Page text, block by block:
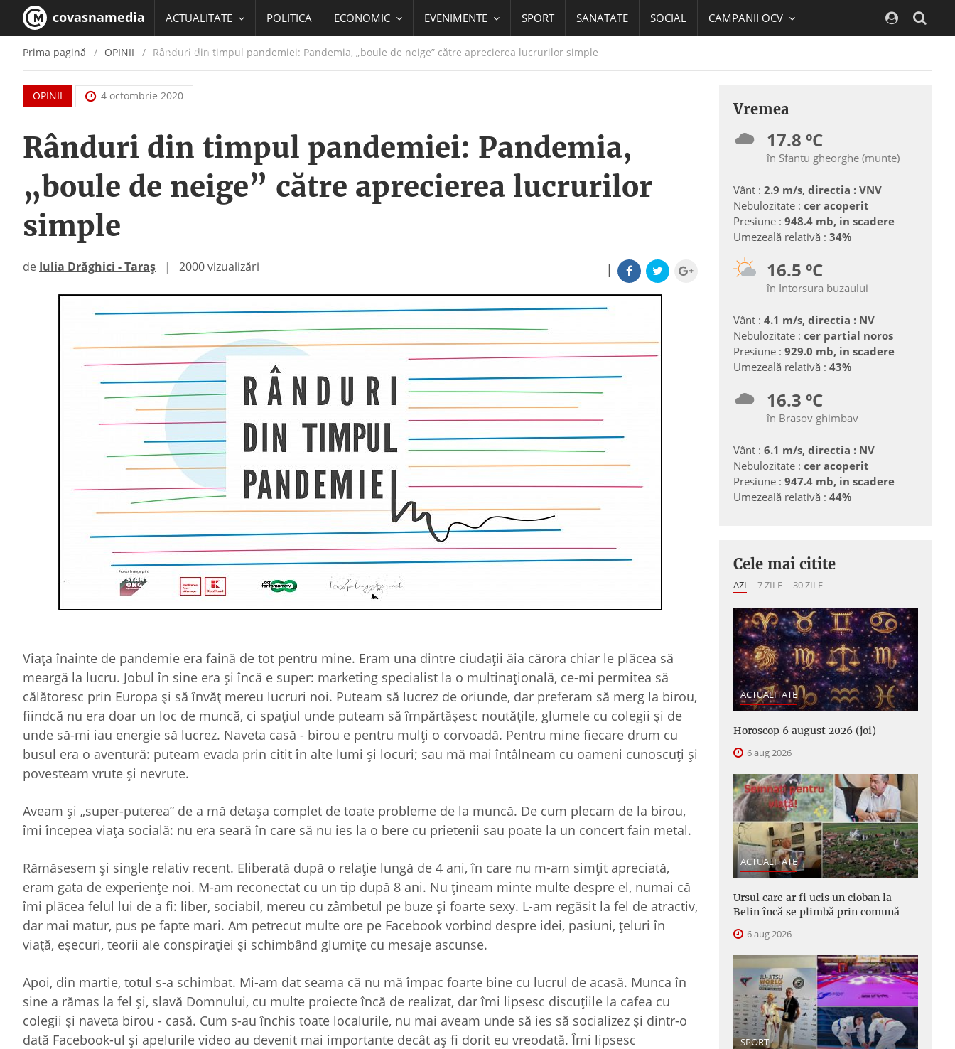
covasnamedia ACTUALITATE POLITICA ECONOMIC EVENIMENTE SPORT SANATATE SOCIAL CAMPANII OCV
EDUCATIE
Prima pagină OPINII Rânduri din timpul pandemiei: Pandemia, „boule de neige” către aprecierea lucrurilor simple
OPINII 4 octombrie 2020
Rânduri din timpul pandemiei: Pandemia,
„boule de neige” către aprecierea lucrurilor
simple
|
de Iulia Drăghici - Taraș | 2000 vizualizări
Viaţa înainte de pandemie era faină de tot pentru mine. Eram una dintre ciudaţii ăia cărora chiar le plăcea să
meargă la lucru. Jobul în sine era şi încă e super: marketing specialist la o multinaţională, ce-mi permitea să
călătoresc prin Europa şi să învăţ mereu lucruri noi. Puteam să lucrez de oriunde, dar preferam să merg la birou,
fiindcă nu era doar un loc de muncă, ci spaţiul unde puteam să împărtăşesc noutăţile, glumele cu colegii şi de
unde să-mi iau energie să lucrez. Naveta casă - birou e pentru mulţi o corvoadă. Pentru mine fiecare drum cu
busul era o aventură: puteam evada prin citit în alte lumi şi locuri; sau mă mai întâlneam cu oameni cunoscuţi şi
povesteam vrute şi nevrute.
Aveam şi „super-puterea” de a mă detaşa complet de toate probleme de la muncă. De cum plecam de la birou,
îmi începea viaţa socială: nu era seară în care să nu ies la o bere cu prietenii sau poate la un concert fain metal.
Rămăsesem şi single relativ recent. Eliberată după o relaţie lungă de 4 ani, în care nu m-am simţit apreciată,
eram gata de experienţe noi. M-am reconectat cu un tip după 8 ani. Nu ţineam minte multe despre el, numai că
îmi plăcea felul lui de a fi: liber, sociabil, mereu cu zâmbetul pe buze şi foarte sexy. L-am regăsit la fel de atractiv,
dar mai matur, pus pe fapte mari. Am petrecut multe ore pe Facebook vorbind despre idei, pasiuni, ţeluri în
viaţă, eşecuri, teorii ale conspiraţiei şi schimbând glumiţe cu mesaje ascunse.
Apoi, din martie, totul s-a schimbat. Mi-am dat seama că nu mă împac foarte bine cu lucrul de acasă. Munca în
sine a rămas la fel şi, slavă Domnului, cu multe proiecte încă de realizat, dar îmi lipsesc discuţiile la cafea cu
colegii şi naveta birou - casă. Cum s-au închis toate localurile, nu mai aveam unde să ies să socializez şi dintr-o
dată Facebook-ul şi apelurile video au devenit mai importante decât aş fi dorit eu vreodată. Îmi lipsesc
Vremea
17.8 ºC
în Sfantu gheorghe (munte)
Vânt : 2.9 m/s, directia : VNV
Nebulozitate : cer acoperit
Presiune : 948.4 mb, in scadere
Umezeală relativă : 34%
16.5 ºC
în Intorsura buzaului
Vânt : 4.1 m/s, directia : NV
Nebulozitate : cer partial noros
Presiune : 929.0 mb, in scadere
Umezeală relativă : 43%
16.3 ºC
în Brasov ghimbav
Vânt : 6.1 m/s, directia : NV
Nebulozitate : cer acoperit
Presiune : 947.4 mb, in scadere
Umezeală relativă : 44%
Cele mai citite
AZI 7 ZILE 30 ZILE
ACTUALITATE
Horoscop 6 august 2026 (joi)
6 aug 2026
ACTUALITATE
Ursul care ar fi ucis un cioban la
Belin încă se plimbă prin comună
6 aug 2026
SPORT